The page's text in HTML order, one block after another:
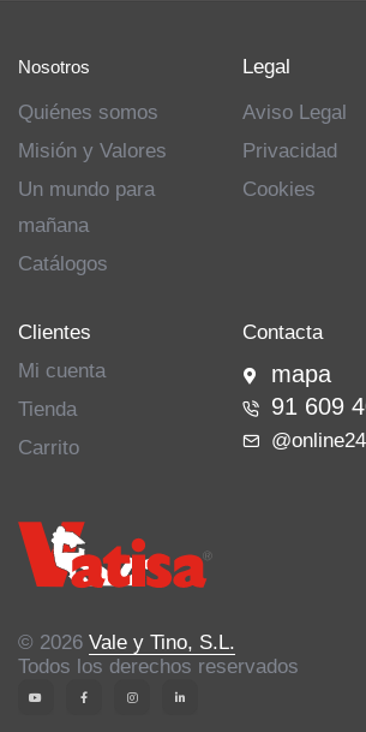
© 2026 Vale y Tino, S.L.
Todos los derechos reservados
Nosotros
Quiénes somos
Misión y Valores
Un mundo para
mañana
Catálogos
Legal
Aviso Legal
Privacidad
Cookies
Clientes
Mi cuenta
Tienda
Carrito
Contacta
mapa
91 609
@online24